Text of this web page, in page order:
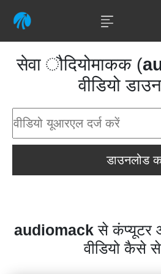
सेवा ौदियोमाकक (
वीडियो
डाउनलोड
audiomack से कंप्यूटर
वीडियो कैसे